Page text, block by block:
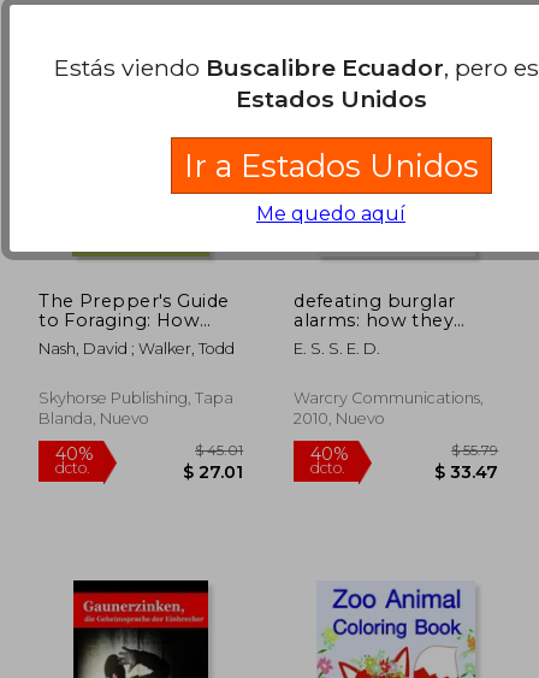
45%
dcto. $ 35.00
45%
dcto. $
The Prepper's Guide
to Foraging: How
Wild Plants Can
Supplement a
(en Inglés)
Nash, David ; Walker, Todd
Skyhorse Publishing, Tapa
Blanda, Nuevo
defeating burglar
alarms: how they
work, and how
burglars bypass
E. S. S. E. D.
Warcry Communications,
2010, Nuevo
Estás viendo Buscalibre Ecuador, pero
Estados Unidos
Ir a Estados Unidos
Me quedo aquí